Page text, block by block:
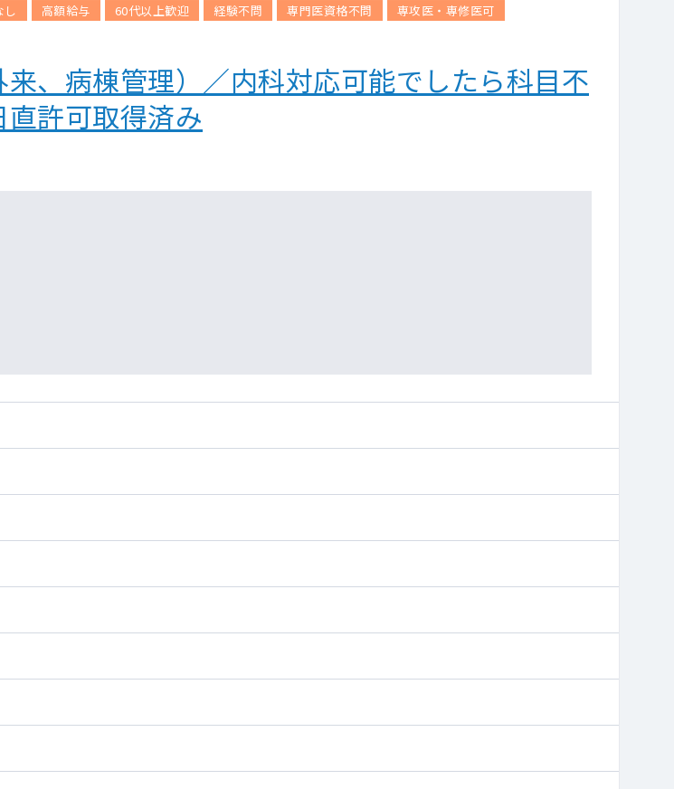
し 高額給与 60代以上歓迎 経験不問 専門医資格不問
専攻医・専修医可
来、病棟管理）／内科対応可能でしたら科目不
許可取得済み